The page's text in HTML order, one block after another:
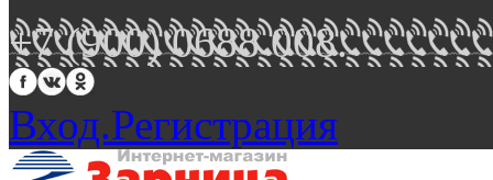
+7 (900) 0688 008.
Вход.Регистрация